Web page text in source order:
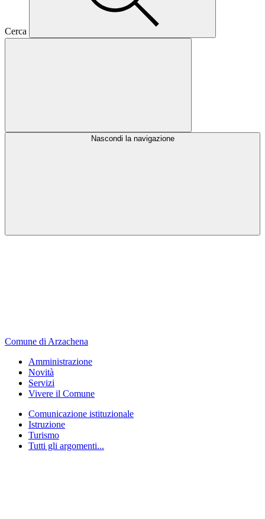
Cerca
Nascondi la navigazione
Comune di Arzachena
Amministrazione
Novità
Servizi
Vivere il Comune
Comunicazione istituzionale
Istruzione
Turismo
Tutti gli argomenti...